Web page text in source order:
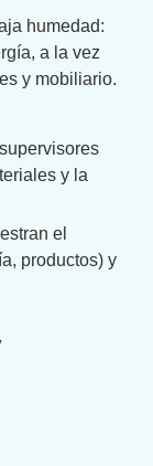
humedad:
a la vez
y mobiliario.
y la
el
productos) y